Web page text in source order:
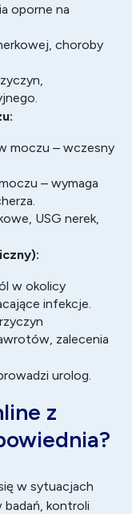
oporne na
choroby
moczu – wczesny
– wymaga
USG nerek,
w okolicy
infekcje.
zalecenia
urolog.
z
w sytuacjach
kontroli